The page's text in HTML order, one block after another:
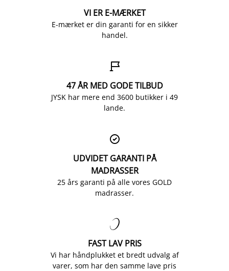
VI ER E-MÆRKET
E-mærket er din garanti for en sikker
handel.

47 ÅR MED GODE TILBUD
JYSK har mere end 3600 butikker i 49
lande.

UDVIDET GARANTI PÅ
MADRASSER
25 års garanti på alle vores GOLD
madrasser.

FAST LAV PRIS
Vi har håndplukket et bredt udvalg af
varer, som har den samme lave pris